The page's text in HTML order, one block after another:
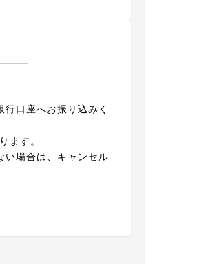
口座へお振り込みく
ます。
い場合は、キャンセル